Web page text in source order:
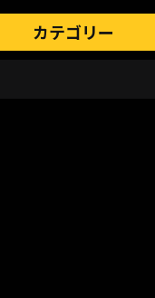
カテゴリー